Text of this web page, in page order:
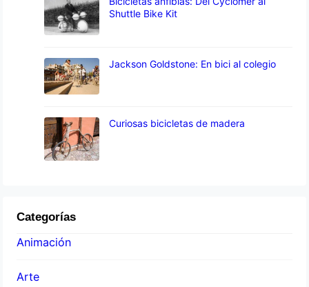
Shuttle Bike Kit
Jackson Goldstone: En bici al colegio
Curiosas bicicletas de madera
Categorías
Animación
Arte